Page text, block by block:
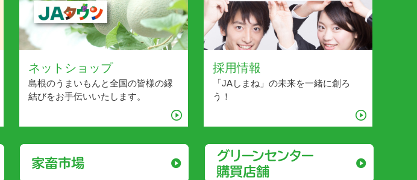
ネットショップ
島根のうまいもんと全国の皆様の縁
結びをお手伝いいたします。
採用情報
「JAしまね」の未来を一緒に創ろ
う！